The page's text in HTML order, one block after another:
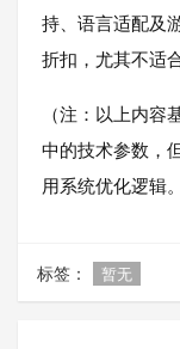
持、语言适配及
折扣，尤其不适
（注：以上内
中的技术参数，
用系统优化逻辑。
标签： 暂无